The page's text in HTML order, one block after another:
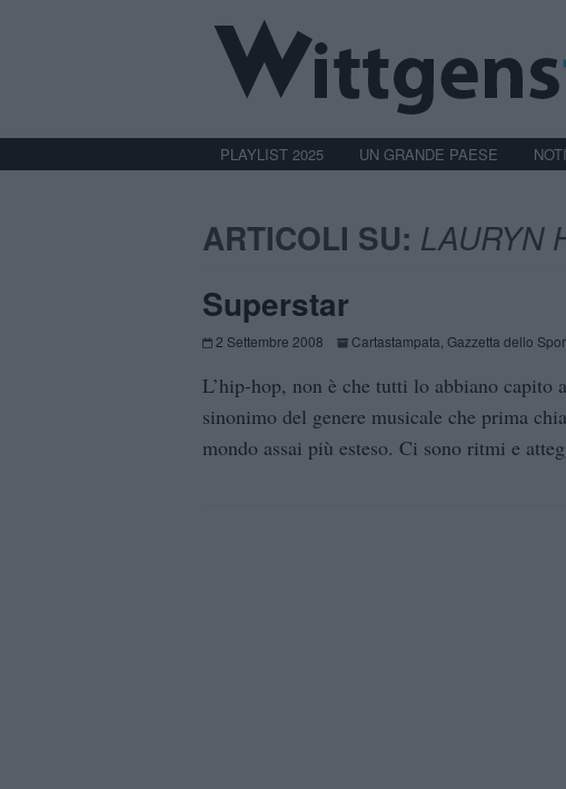
PLAYLIST 2025 UN GRANDE PAESE
ARTICOLI SU: LAURYN
Superstar
2 Settembre 2008 Cartastampata Gazzetta dello
L’hip-hop, non è che tutti lo abbiano capito
sinonimo del genere musicale che prima
mondo assai più esteso. Ci sono ritmi e